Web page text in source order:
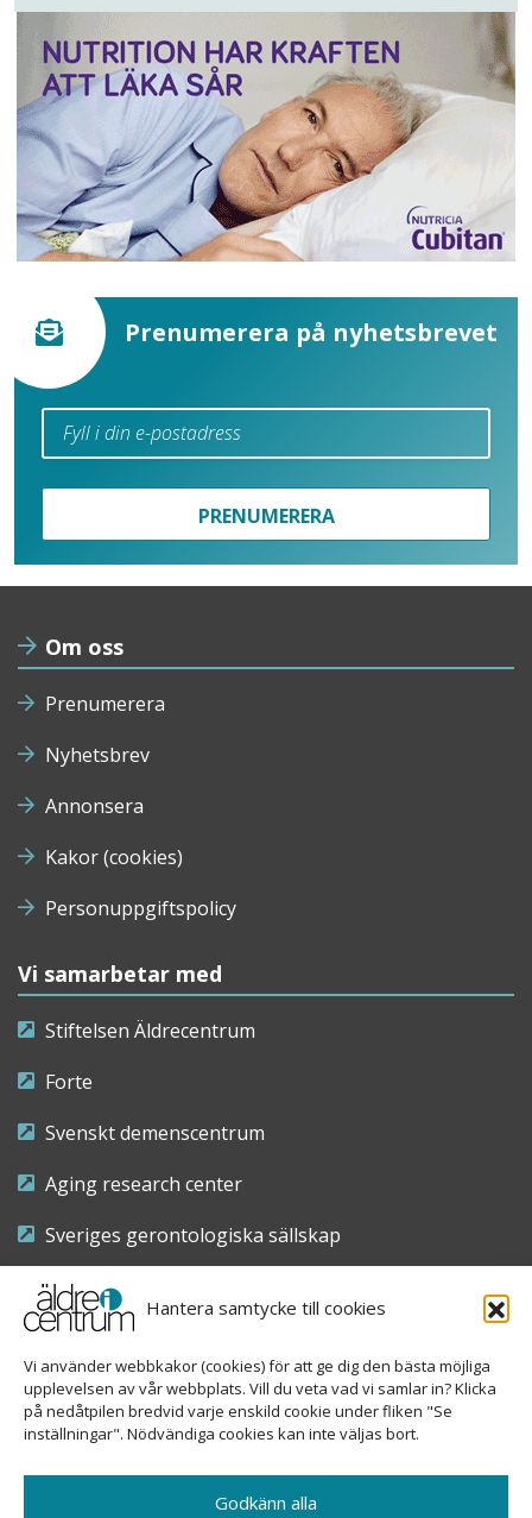
Hantera samtycke till cookies
Vi använder webbkakor (cookies) för att ge dig den bästa möjliga
upplevelsen av vår webbplats. Vill du veta vad vi samlar in? Klicka
på nedåtpilen bredvid varje enskild cookie under fliken "Se
inställningar". Nödvändiga cookies kan inte väljas bort.
Godkänn alla
Prenumerera på nyhetsbrevet
PRENUMERERA
Om oss
Prenumerera
Nyhetsbrev
Annonsera
Kakor (cookies)
Personuppgiftspolicy
Vi samarbetar med
Stiftelsen Äldrecentrum
Forte
Svenskt demenscentrum
Aging research center
Sveriges gerontologiska sällskap
Riksföreningen för sjuksköterskor inom äldre- och
demensvård
Nationellt kompetenscentrum anhöriga